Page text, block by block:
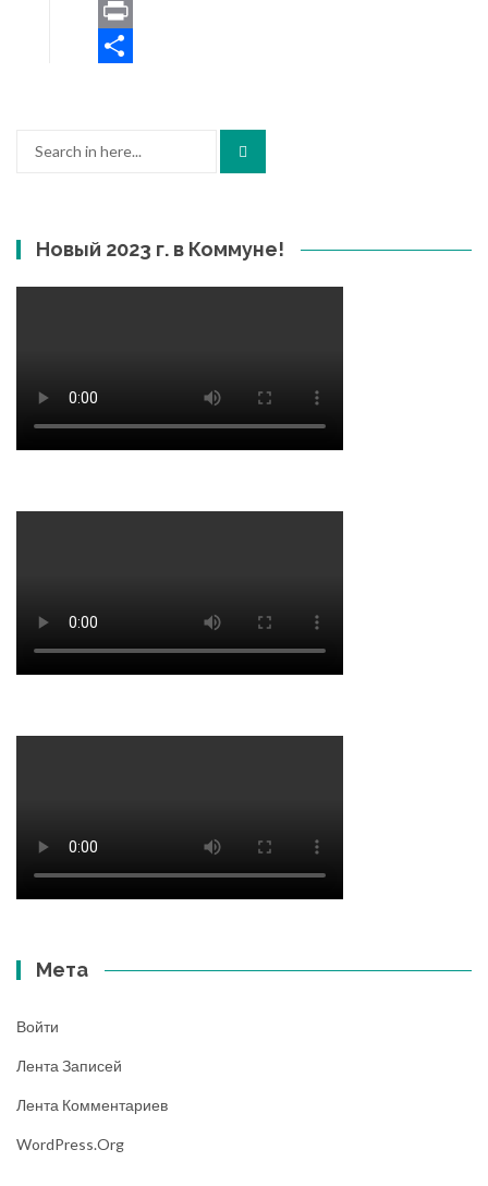
Email
Print
Новый 2023 г. в Коммуне!
Мета
Войти
Лента Записей
Лента Комментариев
WordPress.org